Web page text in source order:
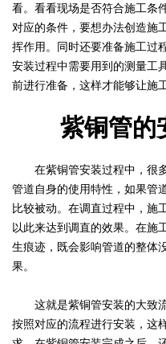
看。看看现场是否符合施工条
对应的条件，要想办法创造施
挥作用。同时还要准备施工过
安装过程中需要用到的测量工
前进行准备，这样才能够让施
紫铜管的
在紫铜管安装过程中，很多
管道自身的使用特性，如果管
比较被动。在调直过程中，施
以此来达到调直的效果。在施
生痕迹，既会影响管道的整体
果。
这就是紫铜管安装的大致流
按照对应的流程进行安装，这